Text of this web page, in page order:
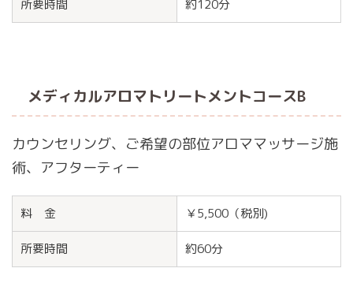
所要時間 約120分
メディカルアロマトリートメントコースB
カウンセリング、ご希望の部位アロママッサージ施
術、アフターティー
料 金 ￥5,500（税別)
所要時間 約60分